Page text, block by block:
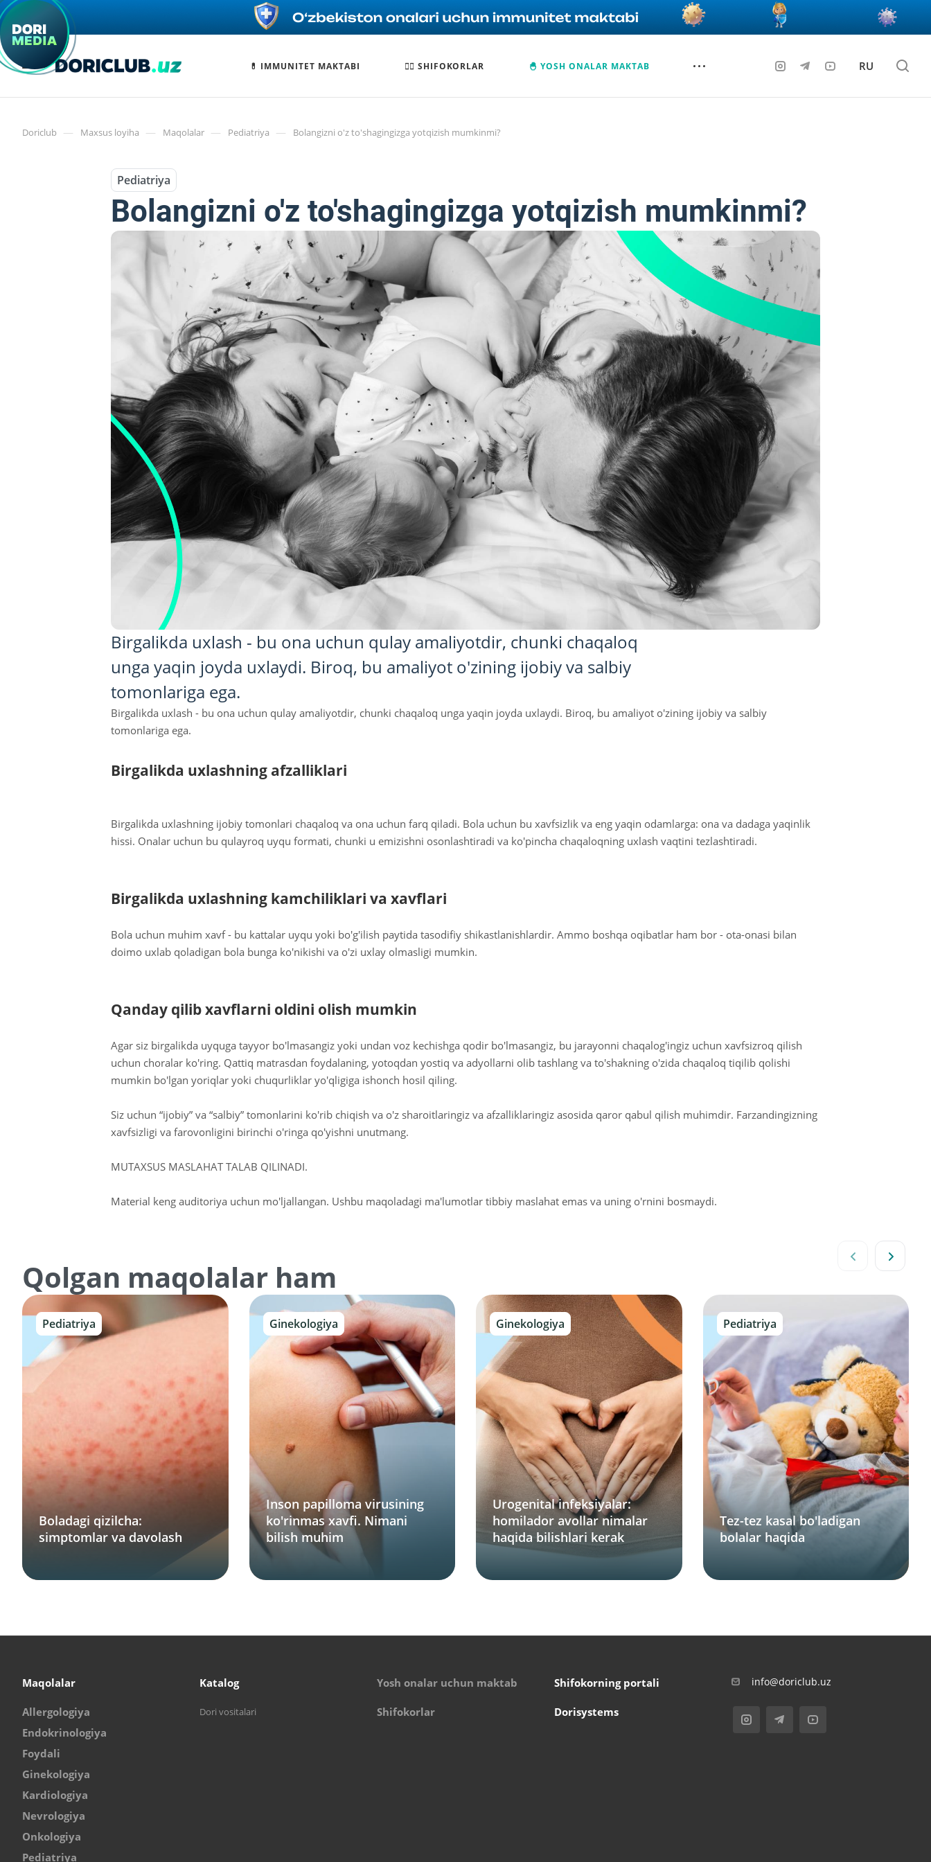
💊 IMMUNITET MAKTABI 🧑‍⚕️ SHIFOKORLAR 🐣 YOSH ONALAR MAKTAB RU
Doriclub — Maxsus loyiha — Maqolalar — Pediatriya — Bolangizni o'z to'shagingizga yotqizish mumkinmi?
Pediatriya
Bolangizni o'z to'shagingizga yotqizish mumkinmi?
Birgalikda uxlash - bu ona uchun qulay amaliyotdir, chunki chaqaloq
unga yaqin joyda uxlaydi. Biroq, bu amaliyot o'zining ijobiy va salbiy
tomonlariga ega.
Birgalikda uxlash - bu ona uchun qulay amaliyotdir, chunki chaqaloq unga yaqin joyda uxlaydi. Biroq, bu amaliyot o'zining ijobiy va salbiy
tomonlariga ega.
Birgalikda uxlashning afzalliklari
Birgalikda uxlashning ijobiy tomonlari chaqaloq va ona uchun farq qiladi. Bola uchun bu xavfsizlik va eng yaqin odamlarga: ona va dadaga yaqinlik
hissi. Onalar uchun bu qulayroq uyqu formati, chunki u emizishni osonlashtiradi va ko'pincha chaqaloqning uxlash vaqtini tezlashtiradi.
Birgalikda uxlashning kamchiliklari va xavflari
Bola uchun muhim xavf - bu kattalar uyqu yoki bo'g'ilish paytida tasodifiy shikastlanishlardir. Ammo boshqa oqibatlar ham bor - ota-onasi bilan
doimo uxlab qoladigan bola bunga ko'nikishi va o'zi uxlay olmasligi mumkin.
Qanday qilib xavflarni oldini olish mumkin
Agar siz birgalikda uyquga tayyor bo'lmasangiz yoki undan voz kechishga qodir bo'lmasangiz, bu jarayonni chaqalog'ingiz uchun xavfsizroq qilish
uchun choralar ko'ring. Qattiq matrasdan foydalaning, yotoqdan yostiq va adyollarni olib tashlang va to'shakning o'zida chaqaloq tiqilib qolishi
mumkin bo'lgan yoriqlar yoki chuqurliklar yo'qligiga ishonch hosil qiling.
Siz uchun “ijobiy” va “salbiy” tomonlarini ko'rib chiqish va o'z sharoitlaringiz va afzalliklaringiz asosida qaror qabul qilish muhimdir. Farzandingizning
xavfsizligi va farovonligini birinchi o'ringa qo'yishni unutmang.
MUTAXSUS MASLAHAT TALAB QILINADI.
Material keng auditoriya uchun mo'ljallangan. Ushbu maqoladagi ma'lumotlar tibbiy maslahat emas va uning o'rnini bosmaydi.
Qolgan maqolalar ham
Pediatriya
Boladagi qizilcha:
simptomlar va davolash
Ginekologiya
Inson papilloma virusining
ko'rinmas xavfi. Nimani
bilish muhim
Ginekologiya
Urogenital infeksiyalar:
homilador avollar nimalar
haqida bilishlari kerak
Pediatriya
Tez-tez kasal bo'ladigan
bolalar haqida
Maqolalar
Allergologiya
Endokrinologiya
Foydali
Ginekologiya
Kardiologiya
Nevrologiya
Onkologiya
Pediatriya
Katalog
Dori vositalari
Yosh onalar uchun maktab
Shifokorlar
Shifokorning portali
Dorisystems
info@doriclub.uz